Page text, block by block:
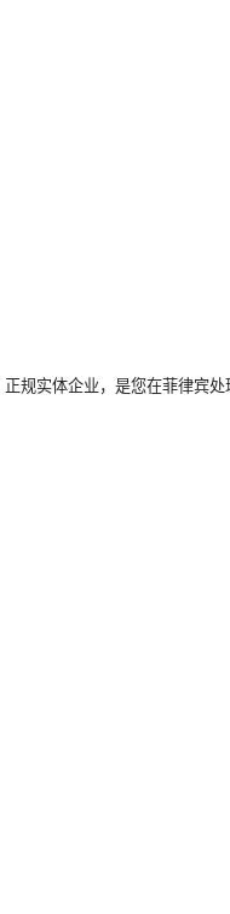
规实体企业，是您在菲律宾